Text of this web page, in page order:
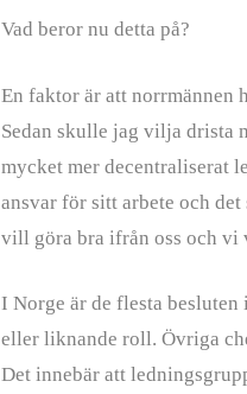
Vad beror nu detta på?
En faktor är att norrmännen
Sedan skulle jag vilja drista
mycket mer decentraliserat
ansvar för sitt arbete och
vill göra bra ifrån oss och
I Norge är de flesta
eller liknande roll. Övriga
Det innebär att